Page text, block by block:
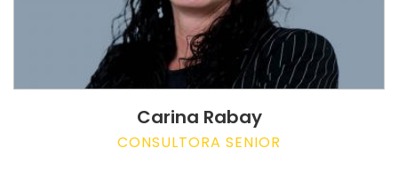
Carina Rabay
CONSULTORA SENIOR